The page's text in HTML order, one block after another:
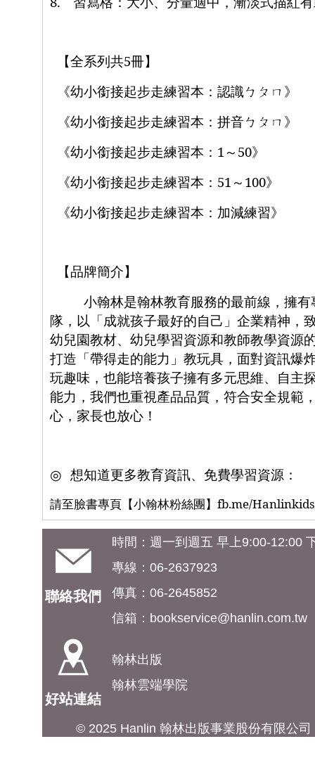
【全系列共5冊】
《幼小銜接起步走練習本：認識ㄅㄆㄇ》
《幼小銜接起步走練習本：拼音ㄅㄆㄇ》
《幼小銜接起步走練習本： 1 ～ 50》
《幼小銜接起步走練習本： 51 ～ 100》
《幼小銜接起步走練習本：加減練習》
【品牌簡介】
小翰林是翰林教育服務的最前線，擁有
隊，以「成就孩子最好的自己」企業精神，
幼兒園教材、幼兒學習資源和教師教學資源
打造「帶得走的能力」教玩具，面對資訊爆
玩趣味，也能培養孩子擁有多元思維、自主
能力，我們也重視產品品質，符合安全規範
心，家長也放心！
◎ 想知道更多教育資訊、免費學習資源：
請至臉書專頁【小翰林粉絲團】 fb.me/
聯絡我們
時間：週一到週五 早上9:00-12:00
專線：06-2637923
傳真：06-2645852
信箱： bookservice@hanlin.com.tw
好站連結
翰林出版
翰林雲端學院
© 2025 Hanlin 翰林出版事業股份有限公司